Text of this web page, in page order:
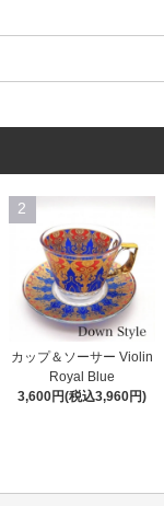
2
カップ＆ソーサー Violin
Royal Blue
3,600円(税込3,960円)